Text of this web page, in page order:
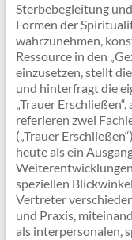
Sterbebegleitung
Formen der
wahrzunehmen,
Ressource in den
einzusetzen, stellt
und hinterfragt die
„Trauer
referieren zwei
(„Trauer
heute als ein
speziellen
Vertreter
und Praxis,
als interpersonalen,